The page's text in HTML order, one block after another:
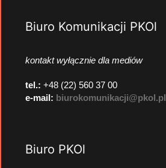
Biuro Komunikacji PKOl
kontakt wyłącznie dla mediów
tel.: +48 (22) 560 37 00
e-mail: biurokomunikacji@pkol.pl
Biuro PKOl